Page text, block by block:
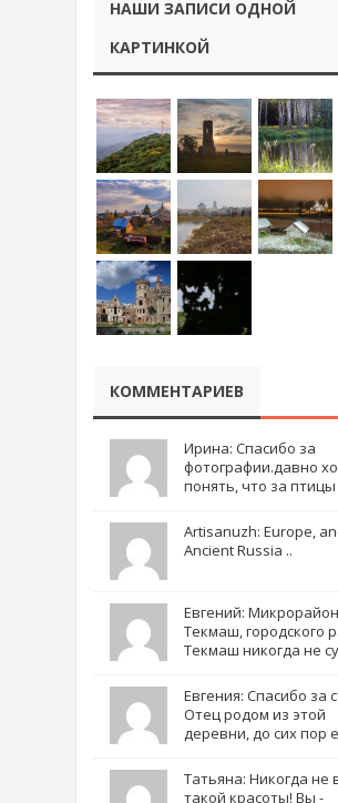
НАШИ ЗАПИСИ ОДНОЙ
КАРТИНКОЙ
КОММЕНТАРИЕВ
Ирина: Спасибо за
фотографии.давно
понять, что за птицы
Artisanuzh: Europe,
Ancient Russia ..
Евгений:
Текмаш, городского
Текмаш никогда не
Евгения: Спасибо за
Отец родом из этой
деревни, до сих пор
Татьяна: Никогда не
такой красоты! Вы -